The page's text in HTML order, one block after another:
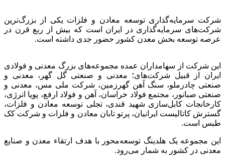
شرکت سرمایه‌گذاری توسعه معادن و فلزات یکی از بزرگ‌ترین
شرکت‌های سرمایه‌گذاری در ایران است که بیش از ربع قرن در
عرصه توسعه بخش معدن کشور حضور جدی داشته است.
این شرکت از سهامداران عمده مجموعه‌های بزرگ معدنی و فولادی
ایران از قبیل شرکت‌های؛ معدنی و صنعتی گل گهر، معدنی و
صنعتی چادرملو، سنگ آهن گهرزمین، شرکت ملی مس، معدنی و
صنعتی صبانور، مجتمع فولاد خراسان، آهن و فولاد ارفع، پویا انرژی،
کارخانجات کابل‌سازی شهید قندی، تجلی توسعه معادن و فلزات،
گسترش کاتالیست ایرانیان، پرتو تابان معادن و فلزات و شرکت کک
طبس است.
این مجموعه یک هلدینگ توسعه‌محور با هدف ارتقاء معدن و صنایع
معدنی در کشور به شمار می‌رود.